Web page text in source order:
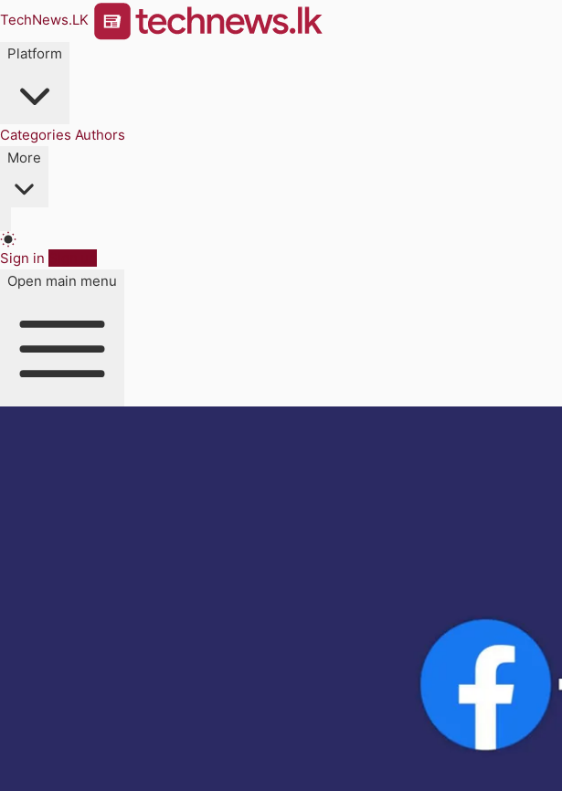
TechNews.LK
Platform
Categories Authors
More
Sign in
Open main menu